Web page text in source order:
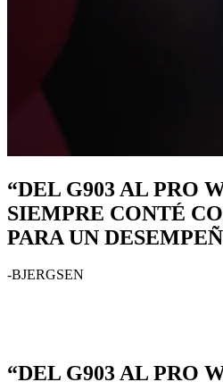
“DEL G903 AL PRO
SIEMPRE CONTÉ
PARA UN
-BJERGSEN
“DEL G903 AL PRO